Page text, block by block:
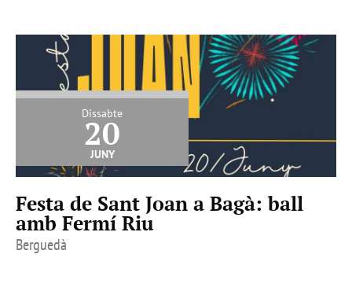
Dissabte
20
juny
Festa de Sant Joan a Bagà: ball
amb Fermí Riu
Berguedà